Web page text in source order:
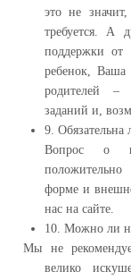
это не
требуется. А
поддержки от
ребенок, Ваша
родителей –
заданий и,
9.
Вопрос о
форме и
нас на сайте.
10. Можно ли
Мы не
велико